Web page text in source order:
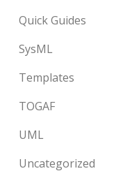
Quick Guides
SysML
Templates
TOGAF
UML
Uncategorized